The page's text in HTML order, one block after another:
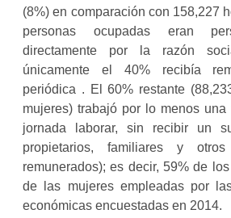
(8%) en comparación con 158,227
personas ocupadas eran
directamente por la razón
únicamente el 40% recibía
periódica . El 60% restante
mujeres) trabajó por lo menos
jornada laborar, sin recibir un
propietarios, familiares y
remunerados); es decir, 59% de
de las mujeres empleadas por
económicas encuestadas en 2014.